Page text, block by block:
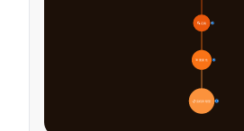
🔍 定義 4
🎯 重要性 7
📋 流程與類型 20